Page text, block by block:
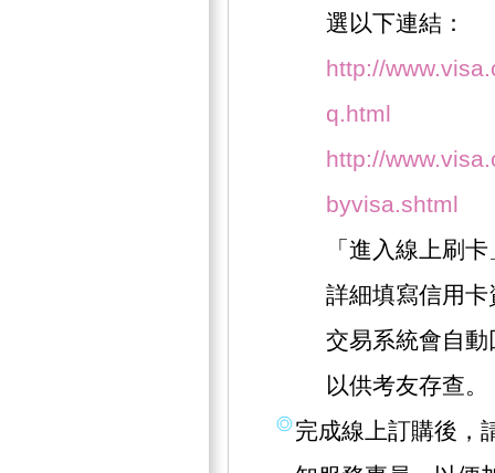
選以下連結：
http://
q.html
http://
byvisa.shtml
「進入線上刷
詳細填寫信用
交易系統會自
以供考友存查。
完成線上訂購後，